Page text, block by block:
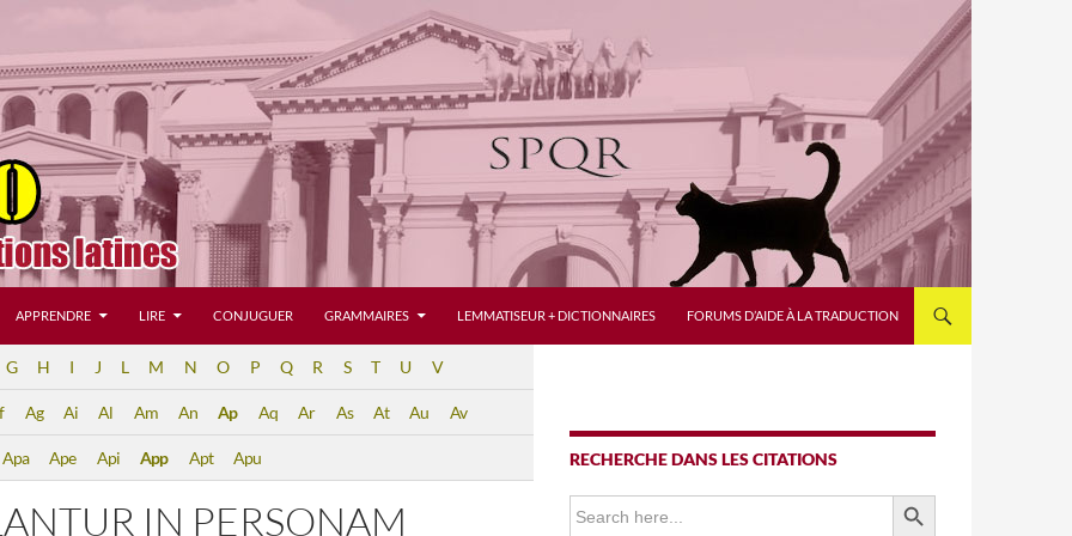
APPRENDRE LIRE CONJUGUER GRAMMAIRES LEMMATISEUR + DICTIONNAIRES FORUMS D’AIDE À LA TRADUCTION
G H I J L M N O P Q R S T U V
Ag Ai Al Am An Ap Aq Ar As At Au Av
Apa Ape Api App Apt Apu
IN PERSONAM
RECHERCHE DANS LES CITATIONS
Search
for:
SEARCH BUTTON